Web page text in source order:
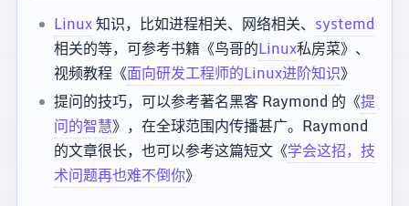
Linux知识，比如进程相关、网络相关、 systemd
相关的等，可参考书籍《鸟哥的Linux私房菜》、
视频教程《面向研发工程师的Linux进阶知识》
提问的技巧，可以参考著名黑客 Raymond 的《提
问的智慧》，在全球范围内传播甚广。Raymond
的文章很长，也可以参考这篇短文《学会这招，技
术问题再也难不倒你》